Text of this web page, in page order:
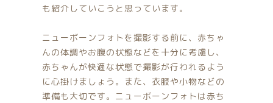
も紹介していこうと思っています。
ニューボーンフォトを撮影する前に、赤ちゃ
んの体調やお腹の状態などを十分に考慮し、
赤ちゃんが快適な状態で撮影が行われるよう
に心掛けましょう。また、衣服や小物などの
準備も大切です。ニューボーンフォトは赤ち